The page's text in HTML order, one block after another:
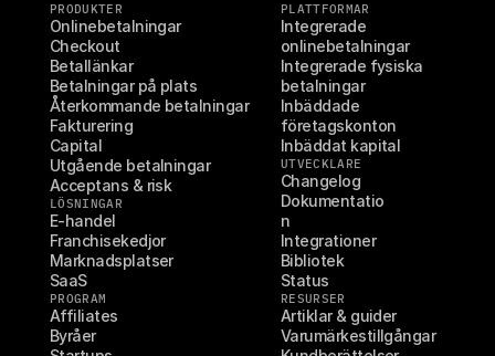
PRODUKTER
Onlinebetalningar
Checkout
Betallänkar
Betalningar på plats
Återkommande betalningar
Fakturering
Capital
Utgående betalningar
Acceptans & risk
LÖSNINGAR
E-handel
Franchisekedjor
Marknadsplatser
SaaS
PROGRAM
Affiliates
Byråer
PLATTFORMAR
Integrerade
onlinebetalningar
Integrerade fysiska
betalningar
Inbäddade
företagskonton
Inbäddat kapital
UTVECKLARE
Changelog
Dokumentatio
n
Integrationer
Bibliotek
Status
RESURSER
Artiklar & guider
Varumärkestillgångar